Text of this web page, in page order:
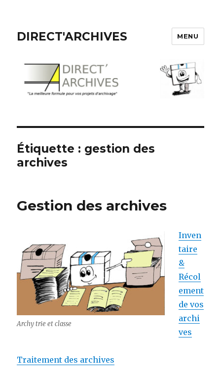
DIRECT'ARCHIVES MENU
Étiquette : gestion des
archives
Gestion des archives
Archy trie et classe
Inven
taire
&
Récol
ement
de vos
archi
ves
Traitement des archives